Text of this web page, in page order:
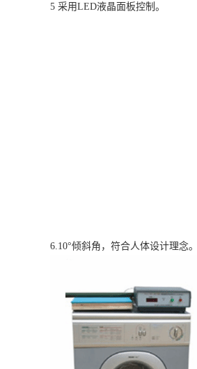
5 采用LED液晶面板控制。
6.10°倾斜角，符合人体设计理念。